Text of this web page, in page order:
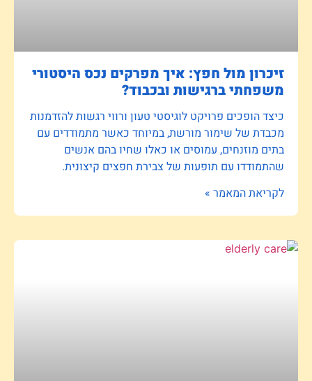
זיכרון מול חפץ: איך מפרקים נכס היסטורי
משפחתי ברגישות ובכבוד?
כיצד הופכים פרויקט לוגיסטי טעון ורווי רגשות להזדמנות
מכבדת של שימור מורשת, במיוחד כאשר מתמודדים עם
בתים מוזנחים, עמוסים או כאלו שחיו בהם אנשים
שהתמודדו עם תופעות של צבירת חפצים קיצונית.
לקריאת המאמר »